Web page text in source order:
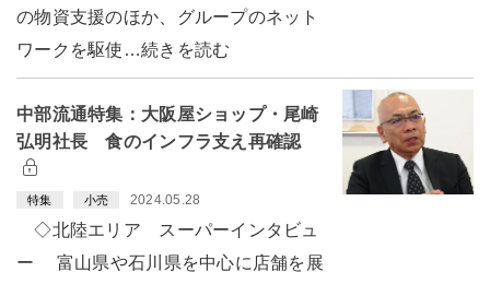
の物資支援のほか、グループのネット
ワークを駆使…続きを読む
中部流通特集：大阪屋ショップ・尾崎
弘明社長 食のインフラ支え再確認
特集 小売 2024.05.28
◇北陸エリア スーパーインタビュ
ー 富山県や石川県を中心に店舗を展